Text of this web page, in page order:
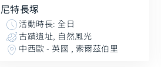
尼特長塚
活動時長: 全日
古蹟遺址, 自然風光
中西歐 - 英國 , 索爾茲伯里